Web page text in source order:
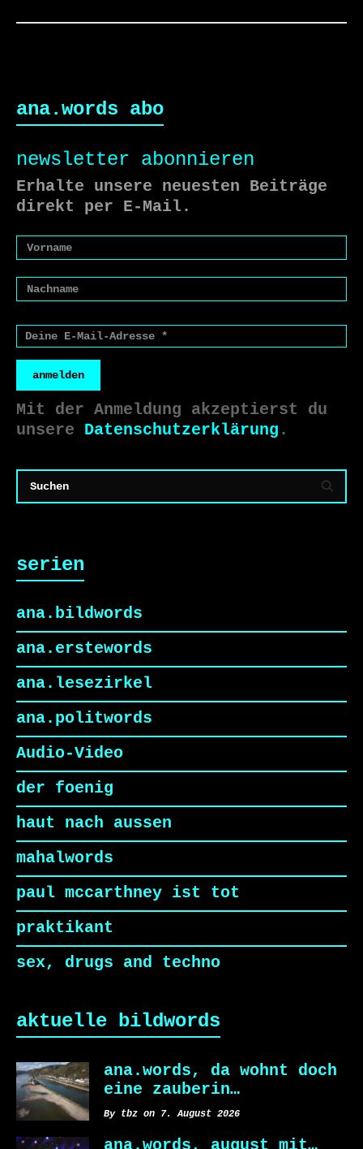
ana.words abo
newsletter abonnieren
Erhalte unsere neuesten Beiträge
direkt per E-Mail.
anmelden
Mit der Anmeldung akzeptierst du
unsere Datenschutzerklärung .
serien
ana.bildwords
ana.erstewords
ana.lesezirkel
ana.politwords
Audio-Video
der foenig
haut nach aussen
mahalwords
paul mccarthney ist tot
praktikant
sex, drugs and techno
aktuelle bildwords
ana.words, da wohnt doch
eine zauberin…
By tbz on 7. August 2026